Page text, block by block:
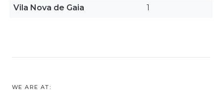
Vila Nova de Gaia 1
WE ARE AT: